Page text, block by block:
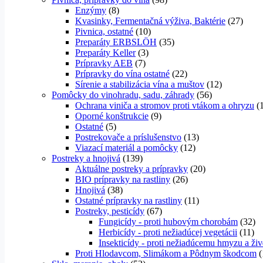
Enzýmy (8)
Kvasinky, Fermentačná výživa, Baktérie (27)
Pivnica, ostatné (10)
Preparáty ERBSLÖH (35)
Preparáty Keller (3)
Prípravky AEB (7)
Prípravky do vína ostatné (22)
Sírenie a stabilizácia vína a muštov (12)
Pomôcky do vinohradu, sadu, záhrady (56)
Ochrana viniča a stromov proti vtákom a ohryzu
Oporné konštrukcie (9)
Ostatné (5)
Postrekovače a príslušenstvo (13)
Viazací materiál a pomôcky (12)
Postreky a hnojivá (139)
Aktuálne postreky a prípravky (20)
BIO prípravky na rastliny (26)
Hnojivá (38)
Ostatné prípravky na rastliny (11)
Postreky, pesticídy (67)
Fungicídy - proti hubovým chorobám (32)
Herbicídy - proti nežiadúcej vegetácii (11)
Insekticídy - proti nežiadúcemu hmyzu a
Proti Hlodavcom, Slimákom a Pôdnym škodcom